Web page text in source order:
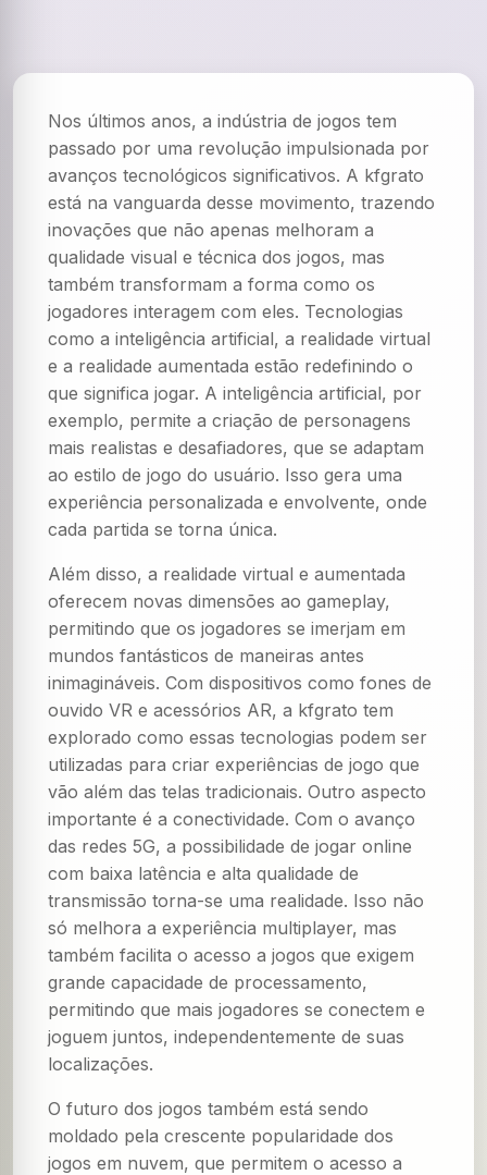
Nos últimos anos, a indústria de jogos tem
passado por uma revolução impulsionada por
avanços tecnológicos significativos. A kfgrato
está na vanguarda desse movimento, trazendo
inovações que não apenas melhoram a
qualidade visual e técnica dos jogos, mas
também transformam a forma como os
jogadores interagem com eles. Tecnologias
como a inteligência artificial, a realidade virtual
e a realidade aumentada estão redefinindo o
que significa jogar. A inteligência artificial, por
exemplo, permite a criação de personagens
mais realistas e desafiadores, que se adaptam
ao estilo de jogo do usuário. Isso gera uma
experiência personalizada e envolvente, onde
cada partida se torna única.
Além disso, a realidade virtual e aumentada
oferecem novas dimensões ao gameplay,
permitindo que os jogadores se imerjam em
mundos fantásticos de maneiras antes
inimagináveis. Com dispositivos como fones de
ouvido VR e acessórios AR, a kfgrato tem
explorado como essas tecnologias podem ser
utilizadas para criar experiências de jogo que
vão além das telas tradicionais. Outro aspecto
importante é a conectividade. Com o avanço
das redes 5G, a possibilidade de jogar online
com baixa latência e alta qualidade de
transmissão torna-se uma realidade. Isso não
só melhora a experiência multiplayer, mas
também facilita o acesso a jogos que exigem
grande capacidade de processamento,
permitindo que mais jogadores se conectem e
joguem juntos, independentemente de suas
localizações.
O futuro dos jogos também está sendo
moldado pela crescente popularidade dos
jogos em nuvem, que permitem o acesso a